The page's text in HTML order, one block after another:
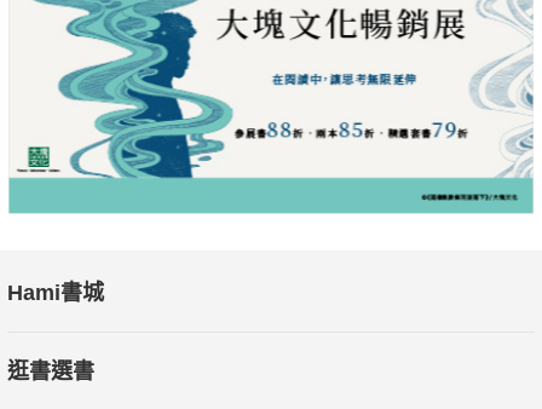
現在就跟著字神Step by step，玩轉單字，突破記憶盲點，
你也能脫胎換骨，成為下一個成功的單字學習者。
★★學一次，能用一輩子的單字記憶法！
這一回英文字神不光是帶你從學習中脫困，還要讓你脫胎換
骨！！
輔以簡單易懂的語言學、構詞學知識和例子加以解釋，讓你將字
發展出屬於自己學單字的邏輯與概念。看完這本書，即有能力可
Hami書城
逛書選書